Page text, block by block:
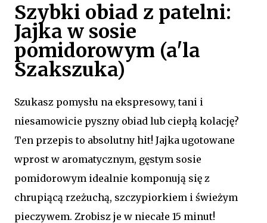
Szybki obiad z patelni:
Jajka w sosie
pomidorowym (a'la
Szakszuka)
Szukasz pomysłu na ekspresowy, tani i
niesamowicie pyszny obiad lub ciepłą kolację?
Ten przepis to absolutny hit! Jajka ugotowane
wprost w aromatycznym, gęstym sosie
pomidorowym idealnie komponują się z
chrupiącą rzeżuchą, szczypiorkiem i świeżym
pieczywem. Zrobisz je w niecałe 15 minut!